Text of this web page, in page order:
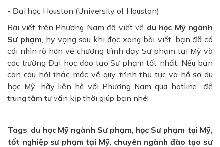
- Đại học Houston (University of Houston)
Bài viết trên Phương Nam đã viết về du học Mỹ ngành
Sư phạm , hy vọng sau khi đọc xong bài viết, bạn đã có
cái nhìn rõ hơn về chương trình dạy Sư phạm tại Mỹ và
các trường Đại học đào tạo Sư phạm tốt nhất. Nếu bạn
còn câu hỏi thắc mắc về quy trình thủ tục và hồ sơ du
học Mỹ, hãy liên hệ với Phương Nam qua hotline.. để
trung tâm tư vấn kịp thời giúp bạn nhé!
Tags: du học Mỹ ngành Sư phạm, học Sư phạm tại Mỹ,
tốt nghiệp sư phạm tại Mỹ, chuyên ngành đào tạo sư